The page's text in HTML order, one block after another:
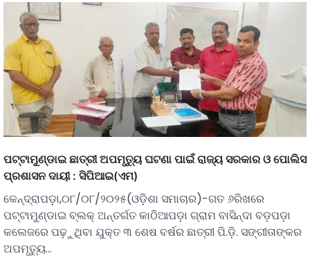
ପଟ୍ଟାମୁଣ୍ଡାଇ ଛାତ୍ରୀ ଅପମୃତୁ୍ୟ ଘଟଣା ପାଇଁ ରାଜ୍ୟ ସରକାର ଓ ପୋଲିସ
ପ୍ରଶାସନ ଦାୟୀ : ସିପିଆଇ(ଏମ)
କେନ୍ଦ୍ରାପଡ଼ା,୦୮/୦୮/୨୦୨୫(ଓଡ଼ିଶା ସମାଚାର)-ଗତ ୬ରିଖରେ
ପଟ୍ଟାମୁଣ୍ଡାଇ ବ୍ଲକ୍ ଅନ୍ତର୍ଗତ କାଠିଆପଡ଼ା ଗ୍ରାମ ବାସିନ୍ଦା ବଡ଼ପଡ଼ା
କଲେଜରେ ପଢ଼ୁଥିବା ଯୁକ୍ତ ୩ ଶେଷ ବର୍ଷର ଛାତ୍ରୀ ପି.ଡ଼ି. ସଙ୍ଗୀତାଙ୍କର
ଅପମୃତ୍ୟୁ…